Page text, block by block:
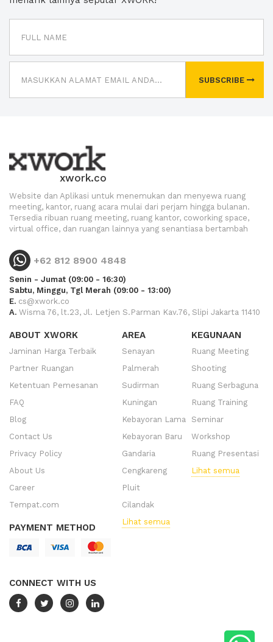
SUBSCRIBE
xwork.co
Website dan Aplikasi untuk menemukan dan menyewa ruang
meeting, kantor, ruang acara mulai dari perjam hingga bulanan.
Tersedia ribuan ruang meeting, ruang kantor, coworking space,
virtual office, dan ruangan lainnya yang senantiasa bertambah
+62 812 8900 4848
Senin - Jumat (09:00 - 16:30)
Sabtu, Minggu, Tgl Merah (09:00 - 13:00)
E. cs@xwork.co
A. Wisma 76, lt.23, Jl. Letjen S.Parman Kav.76, Slipi Jakarta 11410
ABOUT XWORK
Jaminan Harga Terbaik
Partner Ruangan
Ketentuan Pemesanan
FAQ
Blog
Contact Us
Privacy Policy
About Us
Career
Tempat.com
PAYMENT METHOD
CONNECT WITH US
AREA
Senayan
Palmerah
Sudirman
Kuningan
Kebayoran Lama
Kebayoran Baru
Gandaria
Cengkareng
Pluit
Cilandak
Lihat semua
KEGUNAAN
Ruang Meeting
Shooting
Ruang Serbaguna
Ruang Training
Seminar
Workshop
Ruang Presentasi
Lihat semua